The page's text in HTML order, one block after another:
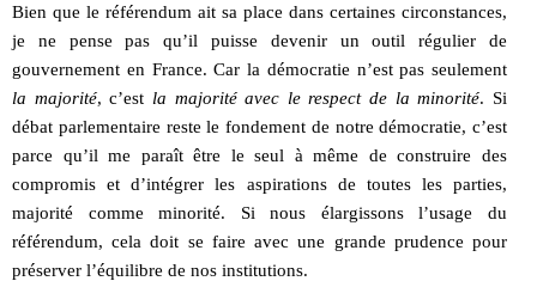
Bien que le référendum ait sa place dans certaines circonstances,
je ne pense pas qu’il puisse devenir un outil régulier de
gouvernement en France. Car la démocratie n’est pas seulement
la majorité, c’est la majorité avec le respect de la minorité. Si
débat parlementaire reste le fondement de notre démocratie, c’est
parce qu’il me paraît être le seul à même de construire des
compromis et d’intégrer les aspirations de toutes les parties,
majorité comme minorité. Si nous élargissons l’usage du
référendum, cela doit se faire avec une grande prudence pour
préserver l’équilibre de nos institutions.